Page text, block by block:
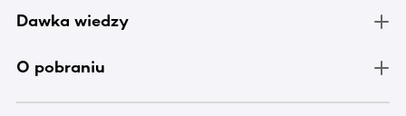
Dawka wiedzy
O pobraniu